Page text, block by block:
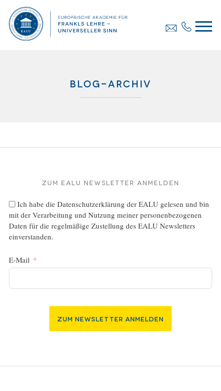
Blog-Archiv
Zum EALU Newsletter anmelden
Ich habe die Datenschutzerklärung der EALU gelesen und bin
mit der Verarbeitung und Nutzung meiner personenbezogenen
Daten für die regelmäßige Zustellung des EALU Newsletters
einverstanden.
E-Mail
Zum Newsletter Anmelden